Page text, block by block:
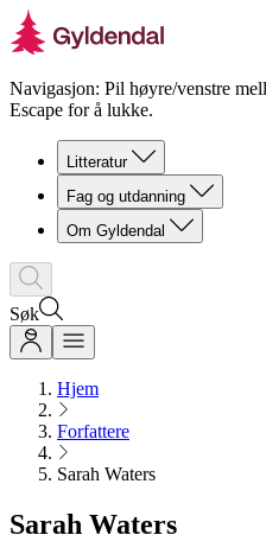
Navigasjon: Pil høyre/venstre
Escape for å lukke.
Litteratur
Fag og utdanning
Om Gyldendal
Søk
Hjem
Forfattere
Sarah Waters
Sarah Waters